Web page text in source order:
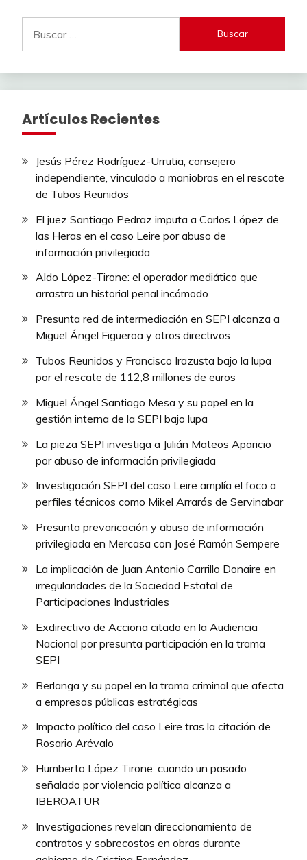
Artículos Recientes
Jesús Pérez Rodríguez-Urrutia, consejero
independiente, vinculado a maniobras en el rescate
de Tubos Reunidos
El juez Santiago Pedraz imputa a Carlos López de
las Heras en el caso Leire por abuso de
información privilegiada
Aldo López-Tirone: el operador mediático que
arrastra un historial penal incómodo
Presunta red de intermediación en SEPI alcanza a
Miguel Ángel Figueroa y otros directivos
Tubos Reunidos y Francisco Irazusta bajo la lupa
por el rescate de 112,8 millones de euros
Miguel Ángel Santiago Mesa y su papel en la
gestión interna de la SEPI bajo lupa
La pieza SEPI investiga a Julián Mateos Aparicio
por abuso de información privilegiada
Investigación SEPI del caso Leire amplía el foco a
perfiles técnicos como Mikel Arrarás de Servinabar
Presunta prevaricación y abuso de información
privilegiada en Mercasa con José Ramón Sempere
La implicación de Juan Antonio Carrillo Donaire en
irregularidades de la Sociedad Estatal de
Participaciones Industriales
Exdirectivo de Acciona citado en la Audiencia
Nacional por presunta participación en la trama
SEPI
Berlanga y su papel en la trama criminal que afecta
a empresas públicas estratégicas
Impacto político del caso Leire tras la citación de
Rosario Arévalo
Humberto López Tirone: cuando un pasado
señalado por violencia política alcanza a
IBEROATUR
Investigaciones revelan direccionamiento de
contratos y sobrecostos en obras durante